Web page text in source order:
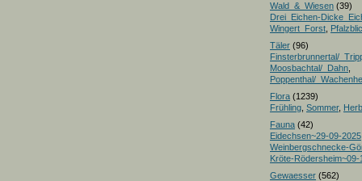
Wald_&_Wiesen (39)
Drei_Eichen-
Wingert_Forst
Täler (96)
Finsterbrunnertal/
Moosbachtal/_Dahn
Poppenthal/
Flora (1239)
Frühling Sommer,
Fauna (42)
Eidechsen~29-09-2025
Weinbergschnecke-
Kröte-Rödersheim~09-
Gewaesser (562)